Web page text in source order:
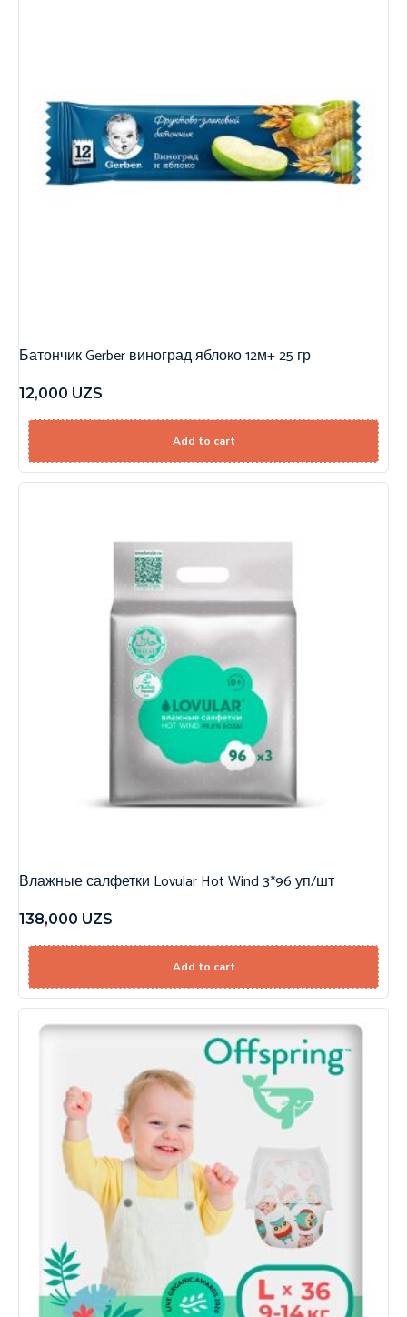
Батончик Gerber виноград яблоко 12м+ 25 гр
12,000 UZS
Add to cart
Влажные салфетки Lovular Hot Wind 3*96 уп/шт
138,000 UZS
Add to cart